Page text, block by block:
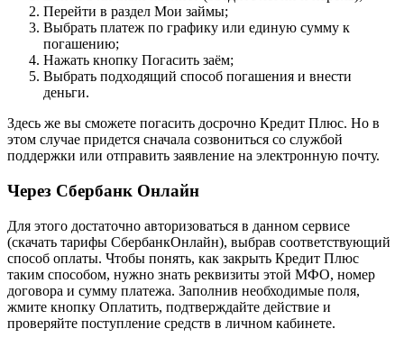
Перейти в раздел Мои займы;
Выбрать платеж по графику или единую сумму к
погашению;
Нажать кнопку Погасить заём;
Выбрать подходящий способ погашения и внести
деньги.
Здесь же вы сможете погасить досрочно Кредит Плюс. Но в
этом случае придется сначала созвониться со службой
поддержки или отправить заявление на электронную почту.
Через Сбербанк Онлайн
Для этого достаточно авторизоваться в данном сервисе
(скачать тарифы СбербанкОнлайн), выбрав соответствующий
способ оплаты. Чтобы понять, как закрыть Кредит Плюс
таким способом, нужно знать реквизиты этой МФО, номер
договора и сумму платежа. Заполнив необходимые поля,
жмите кнопку Оплатить, подтверждайте действие и
проверяйте поступление средств в личном кабинете.